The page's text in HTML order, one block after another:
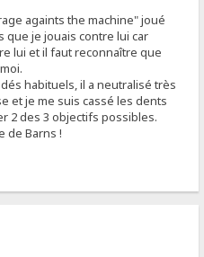
againts the machine" joué
que je jouais contre lui car
lui et il faut reconnaître que
habituels, il a neutralisé très
et je me suis cassé les dents
2 des 3 objectifs possibles.
de Barns !